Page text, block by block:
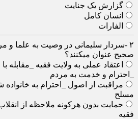
گزارش یک جنایت
انسان کامل
الفارات
۲ -سردار سلیمانی در وصیت به علما و
صحیح عنوان میکنند؟
اعتقاد عملی به ولایت فقیه _مقابله
_احترام و خدمت به مردم
مراقبت از اصول _احترام به خانواده
مسلح
حمایت بدون هرکونه ملاحظه از
فقیه